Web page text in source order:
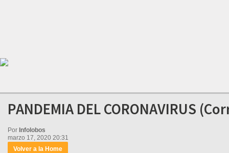
PANDEMIA DEL CORONAVIRUS
Por Infolobos
marzo 17, 2020 20:31
Volver a la Home